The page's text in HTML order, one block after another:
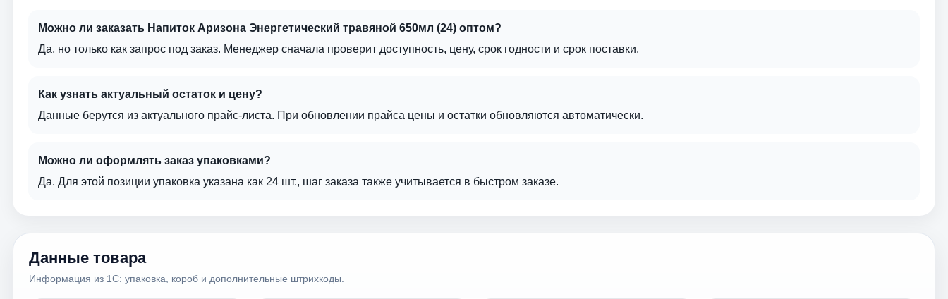
Можно ли заказать Напиток Аризона Энергетический травяной 650мл (24) оптом?
Да, но только как запрос под заказ. Менеджер сначала проверит доступность, цену, срок годности и срок поставки.
Как узнать актуальный остаток и цену?
Данные берутся из актуального прайс-листа. При обновлении прайса цены и остатки обновляются автоматически.
Можно ли оформлять заказ упаковками?
Да. Для этой позиции упаковка указана как 24 шт., шаг заказа также учитывается в быстром заказе.
Данные товара
Информация из 1С: упаковка, короб и дополнительные штрихкоды.